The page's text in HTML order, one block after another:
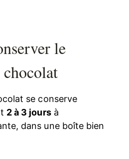
le
se conserve
2 à 3 joursà
dans une boîte bien